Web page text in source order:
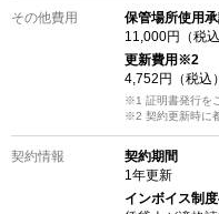
その他費用
保管場所使用
11,000円（税込
更新費用 ※2
4,752 円（税込）
※1 証明書発行を
※2 契約更新時に
契約情報
契約期間
1年更新
インボイス制